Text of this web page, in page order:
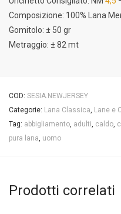
Composizione: 100% Lana
Gomitolo: ± 50 gr
Metraggio: ± 82 mt
COD: SESIA.NEWJERSEY
Categorie: Lana Classica Lane e
Tag: abbigliamento adulti caldo
pura lana uomo
Prodotti correlati